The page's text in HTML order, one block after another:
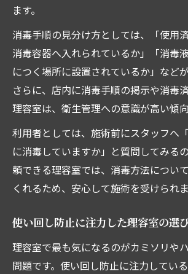
ます。
消毒手順の見分け方としては、「使用
消毒容器へ入れられているか」「消毒
につく場所に設置されているか」など
さらに、店内に消毒手順の掲示や消毒
理容室は、衛生管理への意識が高い傾向
利用者としては、施術前にスタッフへ
に消毒していますか」と質問してみる
頼できる理容室では、消毒方法につい
くれるため、安心して施術を受けられま
使い回し防止に注力した理容室の選
理容室で最も気になるのがカミソリや
問題です。使い回し防止に注力してい